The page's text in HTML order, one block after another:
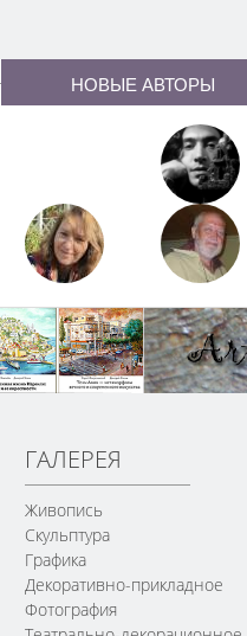
НОВЫЕ АВТОРЫ
ГАЛЕРЕЯ
Живопись
Скульптура
Графика
Декоративно-прикладное
Фотография